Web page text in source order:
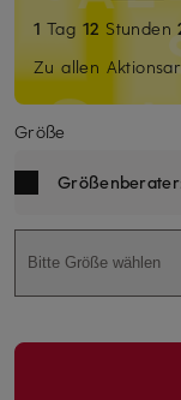
1 Tag 12 Stunden
Zu allen
Größe
Größenberater
Bitte Größe wählen